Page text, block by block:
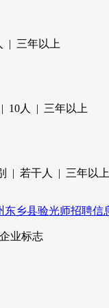
| 三年以上
10人 | 三年以上
| 若干人 | 三年以上
东乡县验光师招聘信